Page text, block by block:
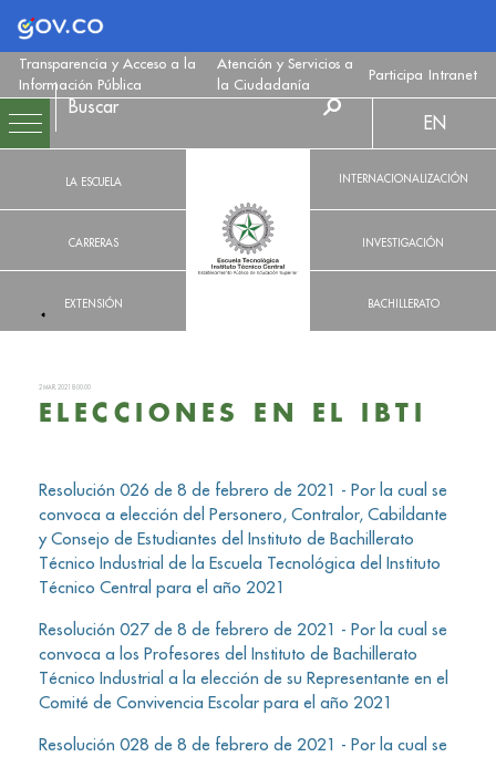
Logo Gobierno de Colombia
Transparencia y Acceso a la
Información Pública
Atención y Servicios a
la Ciudadanía
Participa Intranet
LA ESCUELA
CARRERAS
EXTENSIÓN
EN
INTERNACIONALIZACIÓN
INVESTIGACIÓN
BACHILLERATO
2 MAR. 2021 8:00:00
ELECCIONES EN EL IBTI
Resolución 026 de 8 de febrero de 2021 - Por la cual se
convoca a elección del Personero, Contralor, Cabildante
y Consejo de Estudiantes del Instituto de Bachillerato
Técnico Industrial de la Escuela Tecnológica del Instituto
Técnico Central para el año 2021
Resolución 027 de 8 de febrero de 2021 - Por la cual se
convoca a los Profesores del Instituto de Bachillerato
Técnico Industrial a la elección de su Representante en el
Comité de Convivencia Escolar para el año 2021
Resolución 028 de 8 de febrero de 2021 - Por la cual se